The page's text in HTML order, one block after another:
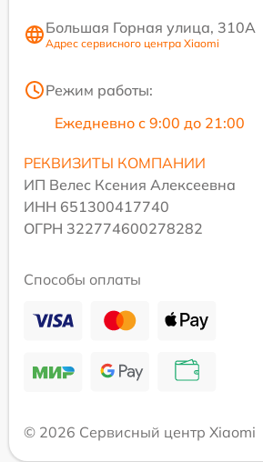
Большая Горная улица, 310А
Адрес сервисного центра Xiaomi
Режим работы:
Ежедневно с 9:00 до 21:00
РЕКВИЗИТЫ КОМПАНИИ
ИП Велес Ксения Алексеевна
ИНН 651300417740
ОГРН 322774600278282
Способы оплаты
© 2026 Сервисный центр Xiaomi